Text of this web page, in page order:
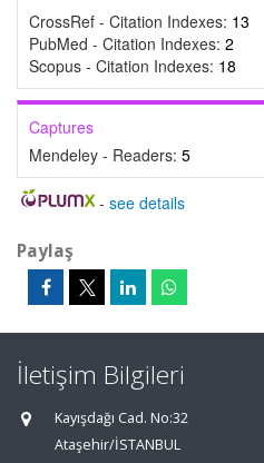
CrossRef - Citation Indexes: 13
PubMed - Citation Indexes: 2
Scopus - Citation Indexes: 18
Captures
Mendeley - Readers: 5
- see details
Paylaş
İletişim Bilgileri
Kayışdağı Cad. No:32
Ataşehir/İSTANBUL